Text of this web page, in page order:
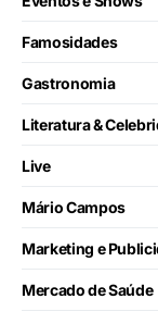
Famosidades
Gastronomia
Literatura &
Live
Mário Campos
Marketing e
Mercado de Saúde